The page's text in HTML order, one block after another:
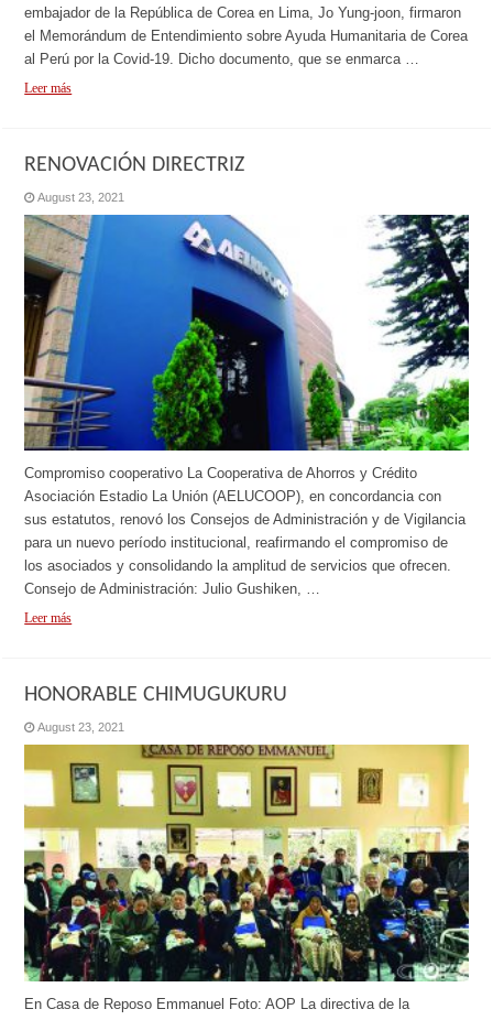
embajador de la República de Corea en Lima, Jo Yung-joon, firmaron
el Memorándum de Entendimiento sobre Ayuda Humanitaria de Corea
al Perú por la Covid-19. Dicho documento, que se enmarca …
Leer más
RENOVACIÓN DIRECTRIZ
August 23, 2021
Compromiso cooperativo La Cooperativa de Ahorros y Crédito
Asociación Estadio La Unión (AELUCOOP), en concordancia con
sus estatutos, renovó los Consejos de Administración y de Vigilancia
para un nuevo período institucional, reafirmando el compromiso de
los asociados y consolidando la amplitud de servicios que ofrecen.
Consejo de Administración: Julio Gushiken, …
Leer más
HONORABLE CHIMUGUKURU
August 23, 2021
En Casa de Reposo Emmanuel Foto: AOP La directiva de la